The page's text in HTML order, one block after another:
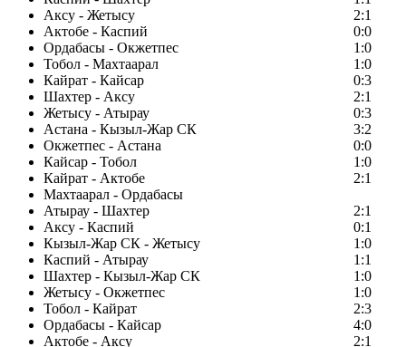
Аксу - Жетысу
2:1
Актобе - Каспий
0:0
Ордабасы - Окжетпес
1:0
Тобол - Махтаарал
1:0
Кайрат - Кайсар
0:3
Шахтер - Аксу
2:1
Жетысу - Атырау
0:3
Астана - Кызыл-Жар СК
3:2
Окжетпес - Астана
0:0
Кайсар - Тобол
1:0
Кайрат - Актобе
2:1
Махтаарал - Ордабасы
Атырау - Шахтер
2:1
Аксу - Каспий
0:1
Кызыл-Жар СК - Жетысу
1:0
Каспий - Атырау
1:1
Шахтер - Кызыл-Жар СК
1:0
Жетысу - Окжетпес
1:0
Тобол - Кайрат
2:3
Ордабасы - Кайсар
4:0
Актобе - Аксу
2:1